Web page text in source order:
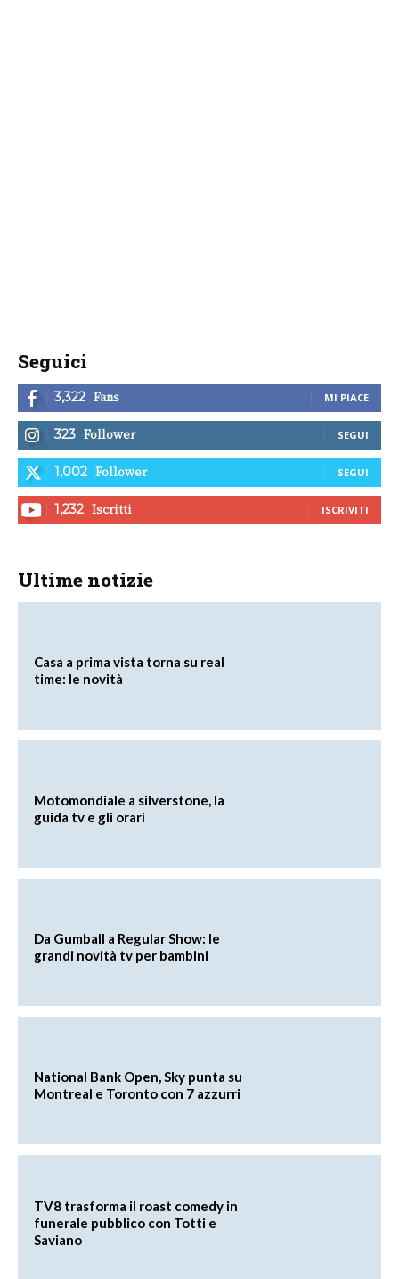
Seguici
3,322 Fans MI PIACE
323 Follower SEGUI
1,002 Follower SEGUI
1,232 Iscritti ISCRIVITI
Ultime notizie
Casa a prima vista torna su real
time: le novità
Motomondiale a silverstone, la
guida tv e gli orari
Da Gumball a Regular Show: le
grandi novità tv per bambini
National Bank Open, Sky punta su
Montreal e Toronto con 7 azzurri
TV8 trasforma il roast comedy in
funerale pubblico con Totti e
Saviano